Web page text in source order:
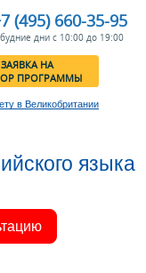
(495) 660-35-95
дни с 10:00 до 19:00
ЗАЯВКА НА
ПРОГРАММЫ
в Великобритании
языка